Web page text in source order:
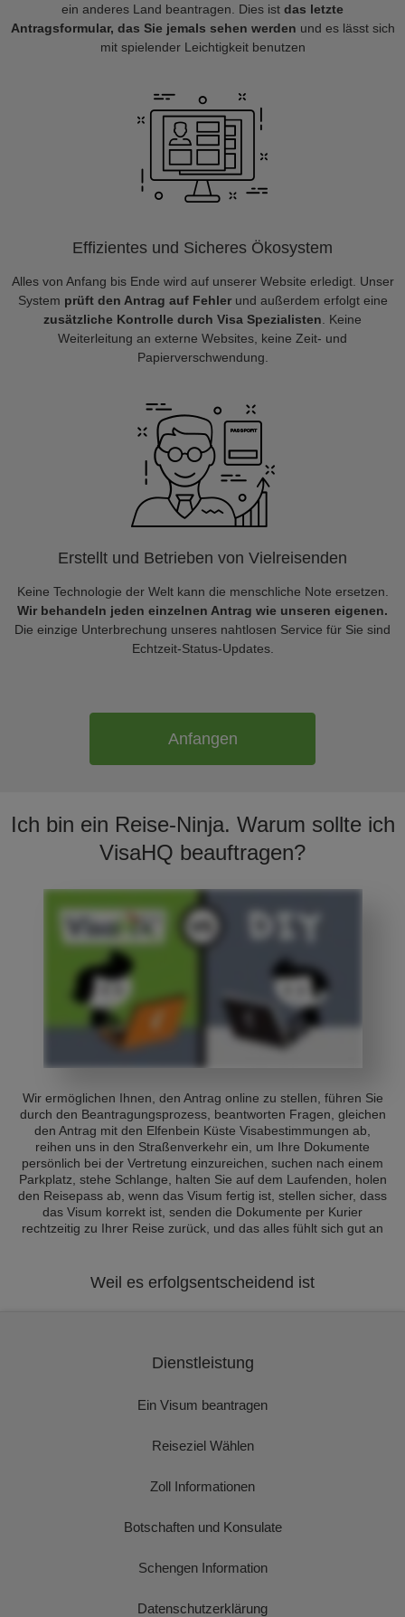
ein anderes Land beantragen. Dies ist das letzte
Antragsformular, das Sie jemals sehen werden und es lässt sich
mit spielender Leichtigkeit benutzen
Effizientes und Sicheres Ökosystem
Alles von Anfang bis Ende wird auf unserer Website erledigt. Unser
System prüft den Antrag auf Fehlerund außerdem erfolgt eine
zusätzliche Kontrolle durch Visa Spezialisten . Keine
Weiterleitung an externe Websites, keine Zeit- und
Papierverschwendung.
Erstellt und Betrieben von Vielreisenden
Keine Technologie der Welt kann die menschliche Note ersetzen.
Wir behandeln jeden einzelnen Antrag wie unseren eigenen.
Die einzige Unterbrechung unseres nahtlosen Service für Sie sind
Echtzeit-Status-Updates.
Anfangen
Ich bin ein Reise-Ninja. Warum sollte ich
VisaHQ beauftragen?
Wir ermöglichen Ihnen, den Antrag online zu stellen, führen Sie
durch den Beantragungsprozess, beantworten Fragen, gleichen
den Antrag mit den Elfenbein Küste Visabestimmungen ab,
reihen uns in den Straßenverkehr ein, um Ihre Dokumente
persönlich bei der Vertretung einzureichen, suchen nach einem
Parkplatz, stehe Schlange, halten Sie auf dem Laufenden, holen
den Reisepass ab, wenn das Visum fertig ist, stellen sicher, dass
das Visum korrekt ist, senden die Dokumente per Kurier
rechtzeitig zu Ihrer Reise zurück, und das alles fühlt sich gut an
Weil es erfolgsentscheidend ist
Dienstleistung
Ein Visum beantragen
Reiseziel Wählen
Zoll Informationen
Botschaften und Konsulate
Schengen Information
Datenschutzerklärung